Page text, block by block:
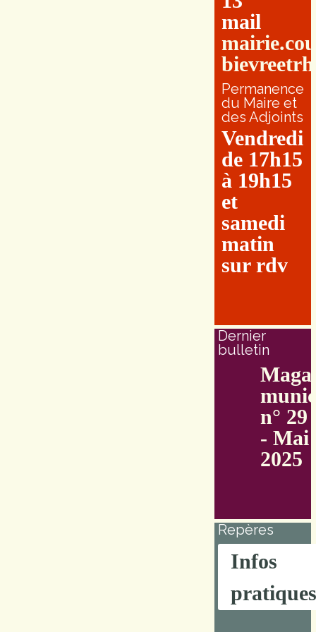
mail
Permanence
du Maire et
des Adjoints
Vendredi
de 17h15
à 19h15
et
samedi
matin
sur rdv
Dernier
bulletin
n° 29
- Mai
2025
Repères
Infos
pratiques